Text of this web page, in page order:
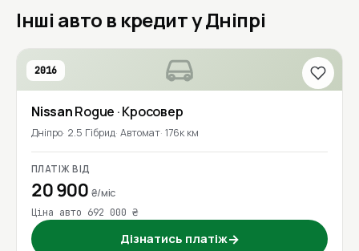
Інші авто в кредит у Дніпрі
2016
NissanRogue · Кросовер
Дніпро 2.5 Гібрид Автомат 176к км
ПЛАТІЖ ВІД
20 900 ₴/міс
Ціна авто 692 000 ₴
Дізнатись платіж→